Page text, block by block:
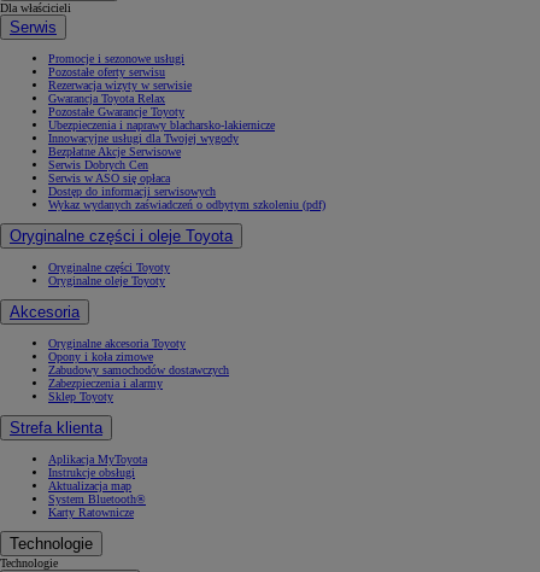
Dla właścicieli
Serwis
Promocje i sezonowe usługi
Pozostałe oferty serwisu
Rezerwacja wizyty w serwisie
Gwarancja Toyota Relax
Pozostałe Gwarancje Toyoty
Ubezpieczenia i naprawy blacharsko-lakiernicze
Innowacyjne usługi dla Twojej wygody
Bezpłatne Akcje Serwisowe
Serwis Dobrych Cen
Serwis w ASO się opłaca
Dostęp do informacji serwisowych
Wykaz wydanych zaświadczeń o odbytym szkoleniu (pdf)
Oryginalne części i oleje Toyota
Oryginalne części Toyoty
Oryginalne oleje Toyoty
Akcesoria
Oryginalne akcesoria Toyoty
Opony i koła zimowe
Zabudowy samochodów dostawczych
Zabezpieczenia i alarmy
Sklep Toyoty
Strefa klienta
Aplikacja MyToyota
Instrukcje obsługi
Aktualizacja map
System Bluetooth®
Karty Ratownicze
Technologie
Technologie